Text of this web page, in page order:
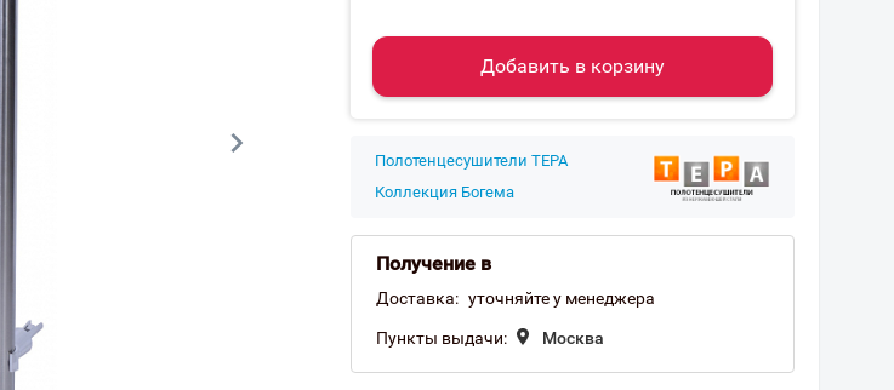
Добавить в корзину
Полотенцесушители ТЕРА
Коллекция Богема
Получение в
Доставка: уточняйте у менеджера
Пункты выдачи: Москва